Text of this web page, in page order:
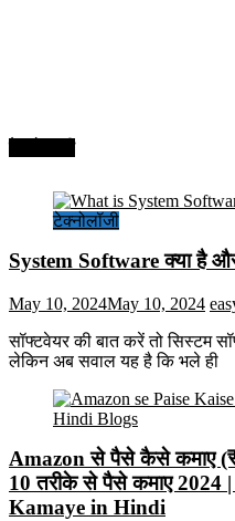
टेक्नोलॉजी
System Software क्या है
May 10, 2024May 10, 2024
सॉफ्टवेयर की बात करें तो सिस्टम
लेकिन अब सवाल यह है कि भले ही
Amazon से पैसे कैसे कमाए
10 तरीके से पैसे कमाए 2024
Kamaye in Hindi